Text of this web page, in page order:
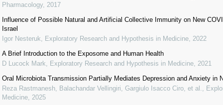
Pharmacology, 2017
Influence of Possible Natural and Artificial Collective Immunity on New
Israel
Igor Nesteruk
Exploratory Research and Hypothesis in Medicine 2022
A Brief Introduction to the Exposome and Human Health
D Lucock Mark
Exploratory Research and Hypothesis in Medicine 2021
Oral Microbiota Transmission Partially Mediates Depression and Anxiety in
Reza Rastmanesh, Balachandar Vellingiri, Gargiulo Isacco Ciro, et al.
Medicine 2025